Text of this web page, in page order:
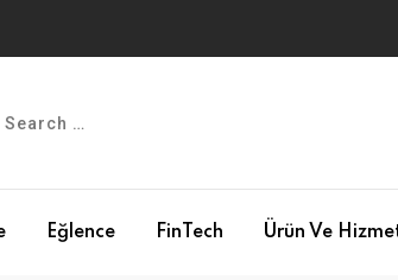
Eğlence FinTech Ürün Ve